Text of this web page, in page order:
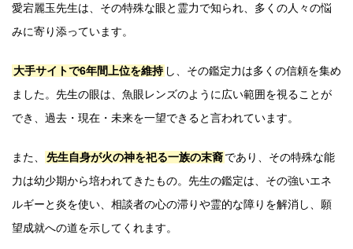
愛宕麗玉先生は、その特殊な眼と霊力で知られ、多くの人々の悩
みに寄り添っています。
大手サイトで6年間上位を維持 し、その鑑定力は多くの信頼を集め
ました。先生の眼は、魚眼レンズのように広い範囲を視ることが
でき、過去・現在・未来を一望できると言われています。
また、 先生自身が火の神を祀る一族の末裔であり、その特殊な能
力は幼少期から培われてきたもの。先生の鑑定は、その強いエネ
ルギーと炎を使い、相談者の心の滞りや霊的な障りを解消し、願
望成就への道を示してくれます。